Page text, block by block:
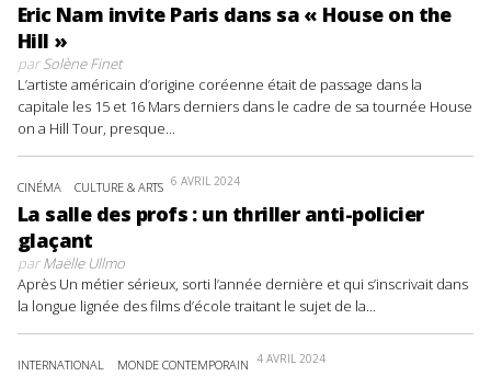
Eric Nam invite Paris dans sa « House on the
Hill »
parSolène Finet
L’artiste américain d’origine coréenne était de passage dans la
capitale les 15 et 16 Mars derniers dans le cadre de sa tournée House
on a Hill Tour, presque...
CINÉMA CULTURE & ARTS 6 AVRIL 2024
La salle des profs : un thriller anti-policier
glaçant
parMaëlle Ullmo
Après Un métier sérieux, sorti l’année dernière et qui s’inscrivait dans
la longue lignée des films d’école traitant le sujet de la...
INTERNATIONAL MONDE CONTEMPORAIN 4 AVRIL 2024